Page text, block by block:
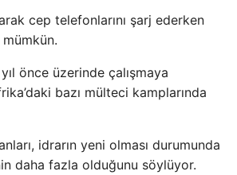
cep telefonlarını şarj ederken
mümkün.
önce üzerinde çalışmaya
bazı mülteci kamplarında
idrarın yeni olması durumunda
daha fazla olduğunu söylüyor.